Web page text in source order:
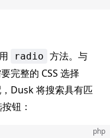
radio 方法。与
完整的 CSS 选择
Dusk 将搜索具有匹
钮：
php